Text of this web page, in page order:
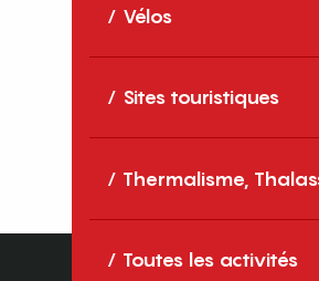
Vélos
Sites touristiques
Thermalisme,
Toutes les activités
Méditerranée, villages de
espaces naturels, les
sont une destination
partager des moments en
tout au long...